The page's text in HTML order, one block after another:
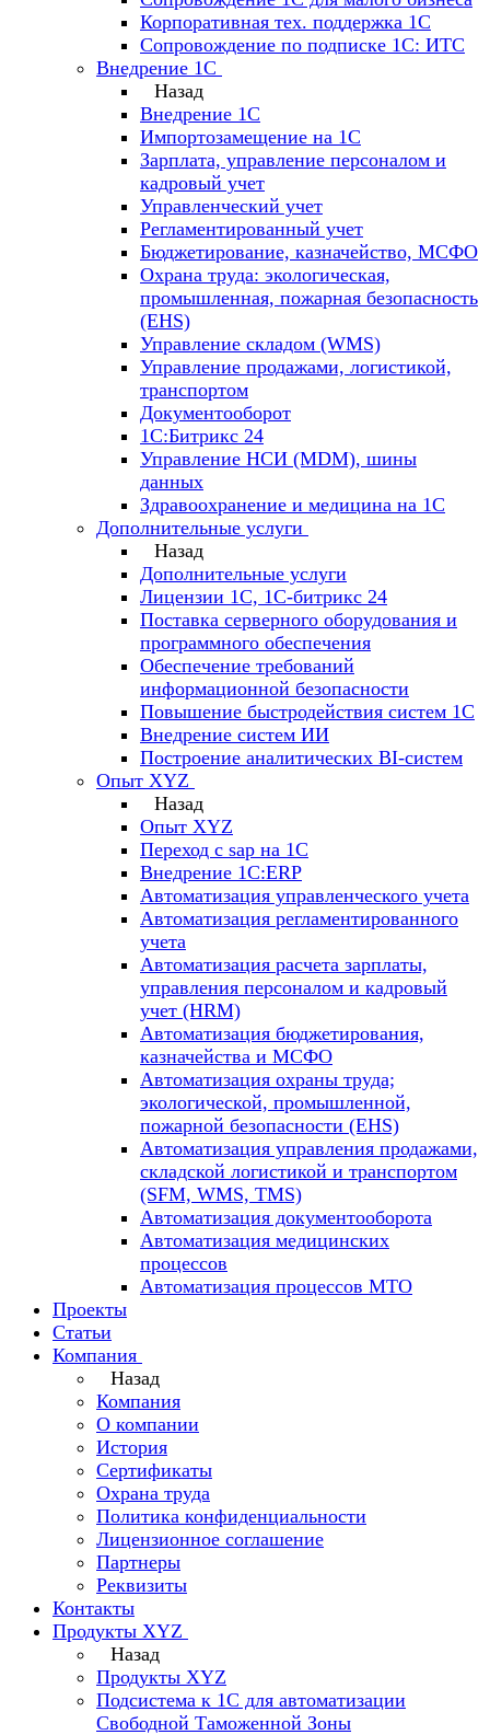
Корпоративная тех. поддержка 1С
Сопровождение по подписке 1С: ИТС
Внедрение 1С
Назад
Внедрение 1С
Импортозамещение на 1С
Зарплата, управление персоналом и
кадровый учет
Управленческий учет
Регламентированный учет
Бюджетирование, казначейство, МСФО
Охрана труда: экологическая,
промышленная, пожарная безопасность
(EHS)
Управление складом (WMS)
Управление продажами, логистикой,
транспортом
Документооборот
1С:Битрикс 24
Управление НСИ (MDM), шины
данных
Здравоохранение и медицина на 1С
Дополнительные услуги
Назад
Дополнительные услуги
Лицензии 1С, 1С-битрикс 24
Поставка серверного оборудования и
программного обеспечения
Обеспечение требований
информационной безопасности
Повышение быстродействия систем 1С
Внедрение систем ИИ
Построение аналитических BI-систем
Опыт XYZ
Назад
Опыт XYZ
Переход с sap на 1С
Внедрение 1С:ERP
Автоматизация управленческого учета
Автоматизация регламентированного
учета
Автоматизация расчета зарплаты,
управления персоналом и кадровый
учет (HRM)
Автоматизация бюджетирования,
казначейства и МСФО
Автоматизация охраны труда;
экологической, промышленной,
пожарной безопасности (EHS)
Автоматизация управления продажами,
складской логистикой и транспортом
(SFM, WMS, TMS)
Автоматизация документооборота
Автоматизация медицинских
процессов
Автоматизация процессов МТО
Проекты
Статьи
Компания
Назад
Компания
О компании
История
Сертификаты
Охрана труда
Политика конфиденциальности
Лицензионное соглашение
Партнеры
Реквизиты
Контакты
Продукты XYZ
Назад
Продукты XYZ
Подсистема к 1С для автоматизации
Свободной Таможенной Зоны